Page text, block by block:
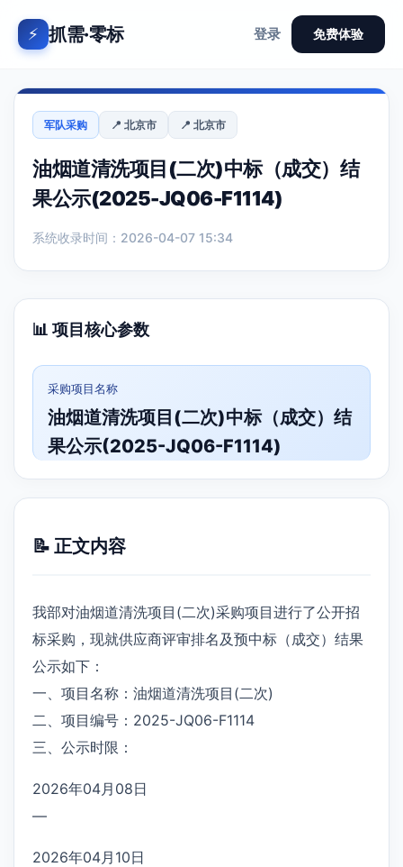
⚡ 抓需·零标 登录 免费体验
军队采购 📍 北京市 📍 北京市
油烟道清洗项目(二次)中标（成交）结
果公示(2025-JQ06-F1114)
系统收录时间：2026-04-07 15:34
📊 项目核心参数
采购项目名称
油烟道清洗项目(二次)中标（成交）结
果公示(2025-JQ06-F1114)
📝 正文内容
我部对油烟道清洗项目(二次)采购项目进行了公开招
标采购，现就供应商评审排名及预中标（成交）结果
公示如下：
一、项目名称：油烟道清洗项目(二次)
二、项目编号：2025-JQ06-F1114
三、公示时限：
2026年04月08日
—
2026年04月10日